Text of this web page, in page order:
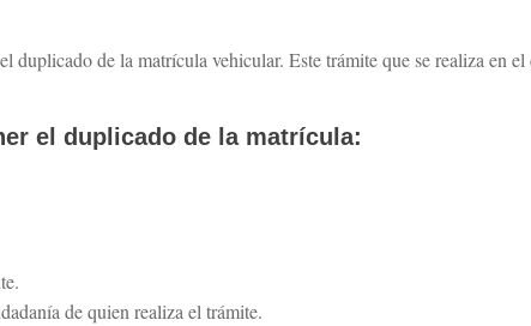
duplicado de la matrícula vehicular. Este trámite que se realiza en
el duplicado de la matrícula:
de quien realiza el trámite.